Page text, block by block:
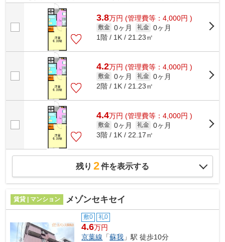
ュでも座席に座りやすいです。新着情報...
3.8万円 (管理費等：4,000円 )
敷金 0ヶ月 礼金 0ヶ月
1階 / 1K / 21.23㎡
4.2万円 (管理費等：4,000円 )
敷金 0ヶ月 礼金 0ヶ月
2階 / 1K / 21.23㎡
4.4万円 (管理費等：4,000円 )
敷金 0ヶ月 礼金 0ヶ月
3階 / 1K / 22.17㎡
残り 2件を表示する
賃貸 | マンション メゾンセキセイ
敷0 礼0
4.6万円
京葉線 「蘇我 」駅 徒歩10分